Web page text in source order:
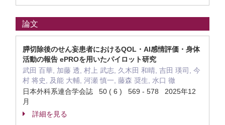
論文
膵切除後のせん妄患者におけるQOL・AI感情評価・身体
活動の報告 ePROを用いたパイロット研究
武田 百華, 加藤 透, 村上 武志, 久木田 和晴, 吉田 瑛司, 今
村 将史, 及能 大輔, 河瀬 慎一, 藤森 奨生, 水口 徹
日本外科系連合学会誌 50 ( 6 ) 569 - 578 2025年12
月
詳細を見る